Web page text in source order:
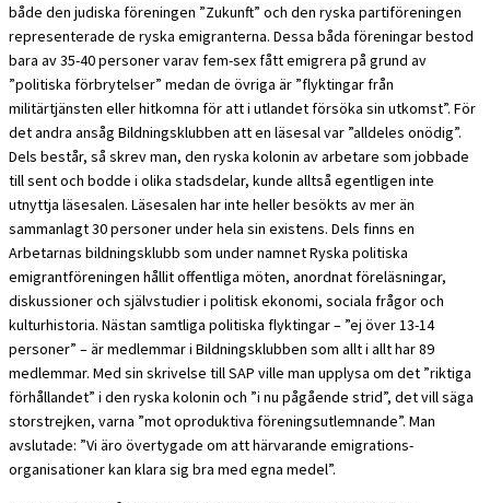
både den judiska föreningen ”Zukunft” och den ryska partiföreningen
representerade de ryska emigranterna. Dessa båda föreningar bestod
bara av 35-40 personer varav fem-sex fått emigrera på grund av
”politiska förbrytelser” medan de övriga är ”flyktingar från
militärtjänsten eller hitkomna för att i utlandet försöka sin utkomst”. För
det andra ansåg Bildningsklubben att en läsesal var ”alldeles onödig”.
Dels består, så skrev man, den ryska kolonin av arbetare som jobbade
till sent och bodde i olika stadsdelar, kunde alltså egentligen inte
utnyttja läsesalen. Läsesalen har inte heller besökts av mer än
sammanlagt 30 personer under hela sin existens. Dels finns en
Arbetarnas bildningsklubb som under namnet Ryska politiska
emigrantföreningen hållit offentliga möten, anordnat föreläsningar,
diskussioner och självstudier i politisk ekonomi, sociala frågor och
kulturhistoria. Nästan samtliga politiska flyktingar – ”ej över 13-14
personer” – är medlemmar i Bildningsklubben som allt i allt har 89
medlemmar. Med sin skrivelse till SAP ville man upplysa om det ”riktiga
förhållandet” i den ryska kolonin och ”i nu pågående strid”, det vill säga
storstrejken, varna ”mot oproduktiva föreningsutlemnande”. Man
avslutade: ”Vi äro övertygade om att härvarande emigrations-
organisationer kan klara sig bra med egna medel”.